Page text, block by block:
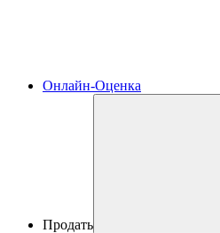
Онлайн-Оценка
Продать